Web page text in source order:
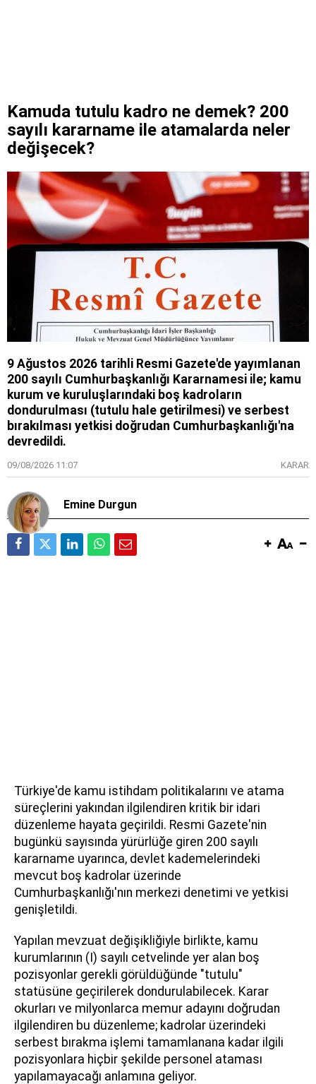
Kamuda tutulu kadro ne demek? 200
sayılı kararname ile atamalarda neler
değişecek?
9 Ağustos 2026 tarihli Resmi Gazete'de yayımlanan
200 sayılı Cumhurbaşkanlığı Kararnamesi ile; kamu
kurum ve kuruluşlarındaki boş kadroların
dondurulması (tutulu hale getirilmesi) ve serbest
bırakılması yetkisi doğrudan Cumhurbaşkanlığı'na
devredildi.
09/08/2026 11:07 KARAR
Emine Durgun
Türkiye'de kamu istihdam politikalarını ve atama
süreçlerini yakından ilgilendiren kritik bir idari
düzenleme hayata geçirildi. Resmi Gazete'nin
bugünkü sayısında yürürlüğe giren 200 sayılı
kararname uyarınca, devlet kademelerindeki
mevcut boş kadrolar üzerinde
Cumhurbaşkanlığı'nın merkezi denetimi ve yetkisi
genişletildi.
Yapılan mevzuat değişikliğiyle birlikte, kamu
kurumlarının (I) sayılı cetvelinde yer alan boş
pozisyonlar gerekli görüldüğünde "tutulu"
statüsüne geçirilerek dondurulabilecek. Karar
okurları ve milyonlarca memur adayını doğrudan
ilgilendiren bu düzenleme; kadrolar üzerindeki
serbest bırakma işlemi tamamlanana kadar ilgili
pozisyonlara hiçbir şekilde personel ataması
yapılamayacağı anlamına geliyor.